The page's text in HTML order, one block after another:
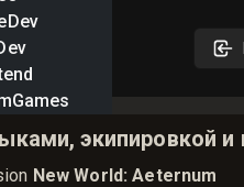
экипировкой и
New World: Aeternum